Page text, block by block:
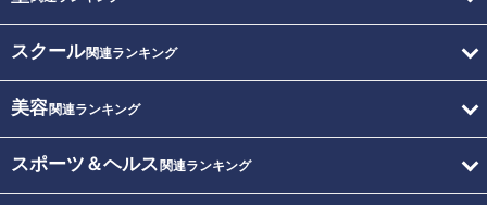
スクール関連ランキング
美容関連ランキング
スポーツ＆ヘルス 関連ランキング